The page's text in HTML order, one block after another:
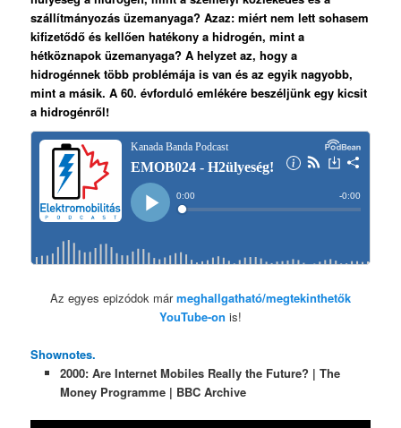
szállítmányozás üzemanyaga? Azaz: miért nem lett sohasem
kifizetődő és kellően hatékony a hidrogén, mint a
hétköznapok üzemanyaga?A helyzet az, hogy a
hidrogénnek több problémája is van és az egyik nagyobb,
mint a másik. A 60. évforduló emlékére beszéljünk egy kicsit
a hidrogénről!
Az egyes epizódok mármeghallgatható/megtekinthetők
YouTube-on is!
Shownotes.
2000: Are Internet Mobiles Really the Future? | The
Money Programme | BBC Archive